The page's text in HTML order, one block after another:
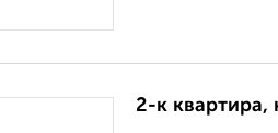
2-к квартира,